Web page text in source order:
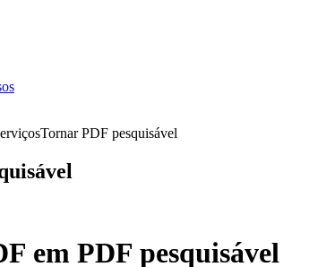
Tornar PDF pesquisável
em PDF pesquisável